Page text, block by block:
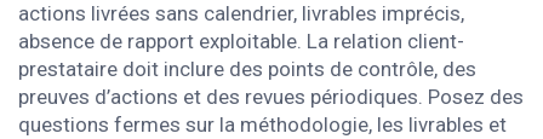
actions livrées sans calendrier, livrables imprécis,
absence de rapport exploitable. La relation client-
prestataire doit inclure des points de contrôle, des
preuves d’actions et des revues périodiques. Posez des
questions fermes sur la méthodologie, les livrables et